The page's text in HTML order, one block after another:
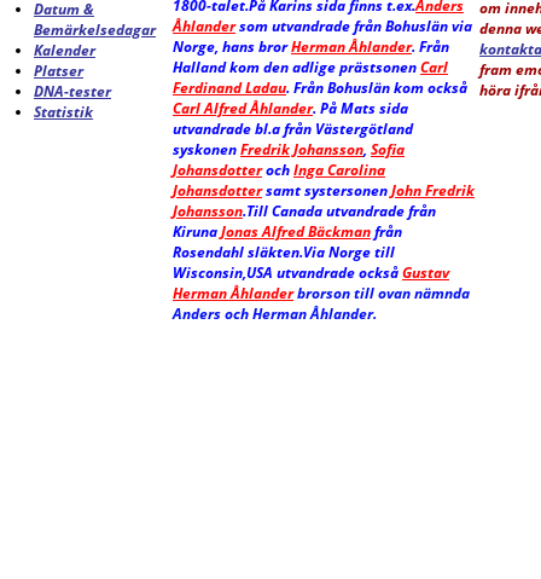
Datum &
Bemärkelsedagar
Kalender
Platser
DNA-tester
Statistik
1800-talet.På Karins sida finns t.ex.Anders
Åhlandersom utvandrade från Bohuslän via
Norge, hans brorHerman Åhlander. Från
Halland kom den adlige prästsonenCarl
Ferdinand Ladau. Från Bohuslän kom också
Carl Alfred Åhlander. På Mats sida
utvandrade bl.a från Västergötland
syskonenFredrik Johansson, Sofia
JohansdotterochInga Carolina
Johansdottersamt systersonenJohn Fredrik
Johansson.Till Canada utvandrade från
KirunaJonas Alfred Bäckmanfrån
Rosendahl släkten.Via Norge till
Wisconsin,USA utvandrade ocksåGustav
Herman Åhlanderbrorson till ovan nämnda
Anders och Herman Åhlander.
om
denna
fram
höra